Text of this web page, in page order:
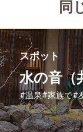
同
スポット
水の音（
#温泉#家族で#